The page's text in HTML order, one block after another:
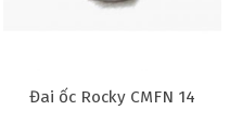
Đai ốc Rocky CMFN 14